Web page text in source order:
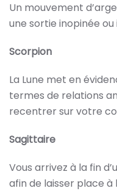
Un mouvement
une sortie inopinée
Scorpion
La Lune met en
termes de relations
recentrer sur votre
Sagittaire
Vous arrivez à la fin
afin de laisser place